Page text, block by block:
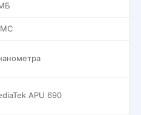
APU 690